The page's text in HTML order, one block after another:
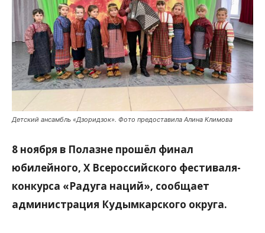
Детский ансамбль «Дзоридзок». Фото предоставила Алина Климова
8 ноября в Полазне прошёл финал
юбилейного, X Всероссийского фестиваля-
конкурса «Радуга наций», сообщает
администрация Кудымкарского округа.